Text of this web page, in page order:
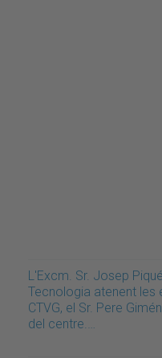
L'Excm. Sr. Josep
Tecnologia atenent les
CTVG, el Sr. Pere
del centre.…